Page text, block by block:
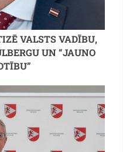
VALSTS VADĪBU,
UN “JAUNO